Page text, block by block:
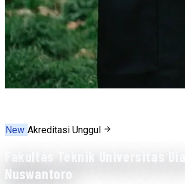
New Akreditasi Unggul
Fakultas Teknik Universitas Dian
Nuswantoro